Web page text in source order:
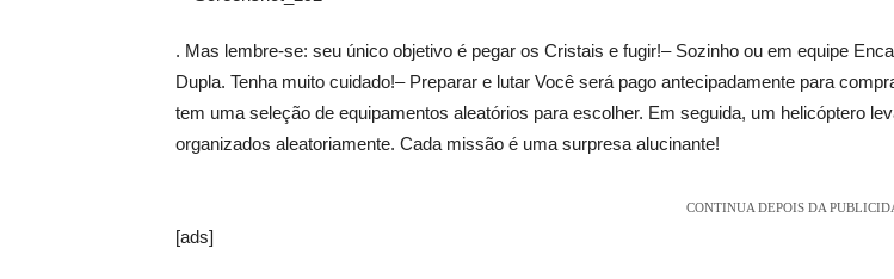
. Mas lembre-se: seu único objetivo é pegar os Cristais e fugir!– Sozinho ou em equipe
Dupla. Tenha muito cuidado!– Preparar e lutar Você será pago antecipadamente para
tem uma seleção de equipamentos aleatórios para escolher. Em seguida, um helicóptero
organizados aleatoriamente. Cada missão é uma surpresa alucinante!
CONTINUA DEPOIS DA
[ads]